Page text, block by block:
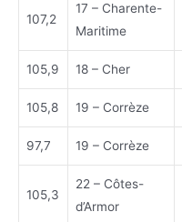
107,2
17 – Charente-
Maritime
105,9 18 – Cher
105,8 19 – Corrèze
97,7 19 – Corrèze
105,3
22 – Côtes-
d’Armor